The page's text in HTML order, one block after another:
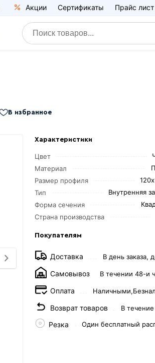
Акции Сертификаты Прайс лист
В избранное
Характеристики
Цвет
Материал
Размер профиля
Тип
Внутренняя
Форма сечения
Страна производства
Покупателям
Доставка В день заказа,
Самовывоз В течении 48-и
Оплата Наличными,
Возврат товаров В
Резка Один бесплатный